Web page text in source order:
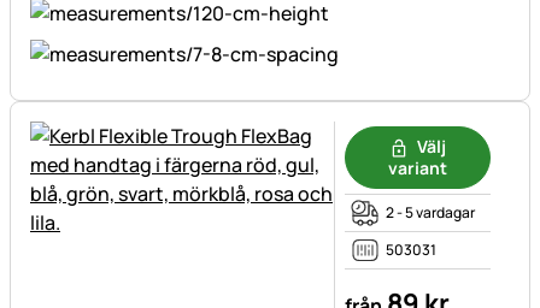
Välj
variant
2 - 5 vardagar
503031